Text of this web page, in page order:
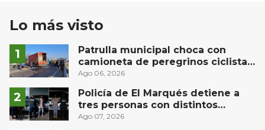
Lo más visto
Patrulla municipal choca con
camioneta de peregrinos ciclistas
en la autopista México-Querétaro
Ago 06, 2026
Policía de El Marqués detiene a
tres personas con distintos
narcóticos
Ago 07, 2026